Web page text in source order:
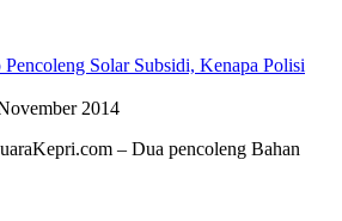
Solar Subsidi, Kenapa Polisi
2014
– Dua pencoleng Bahan